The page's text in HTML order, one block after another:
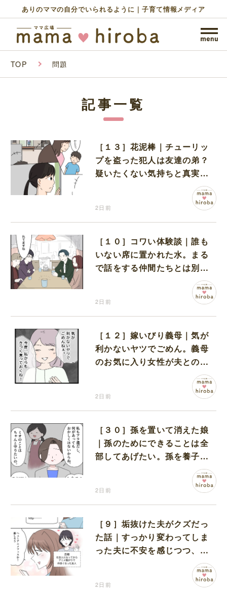
ありのママの自分でいられるように｜子育て情報メディア
TOP 問題
記事一覧
［１３］花泥棒｜チューリッ
プを盗った犯人は友達の弟？
疑いたくない気持ちと真実の
2日前
［１０］コワい体験談｜誰も
いない席に置かれた水。まる
で話をする仲間たちとは別に
2日前
［１２］嫁いびり義母｜気が
利かないヤツでごめん。義母
のお気に入り女性が夫との親
2日前
［３０］孫を置いて消えた娘
｜孫のためにできることは全
部してあげたい。孫を養子に
2日前
［９］垢抜けた夫がクズだっ
た話｜すっかり変わってしま
った夫に不安を感じつつ、友
人から誘われたアニメフェス
2日前